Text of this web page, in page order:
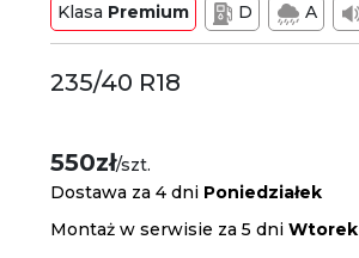
Klasa Premium D A
235/40 R18
550zł/szt.
Dostawa za 4 dni Poniedziałek
Montaż w serwisie za 5 dniWtorek